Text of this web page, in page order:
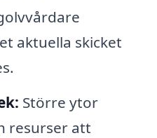
aktuella skicket
Större ytor
resurser att